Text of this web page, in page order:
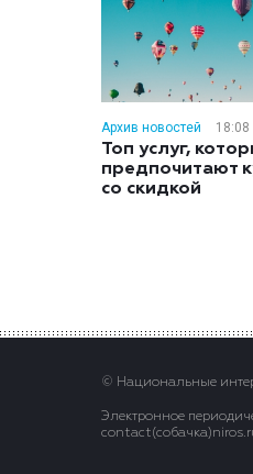
Архив новостей 18:08
Топ услуг,
предпочитают
со скидкой
© Национальные
Электронное